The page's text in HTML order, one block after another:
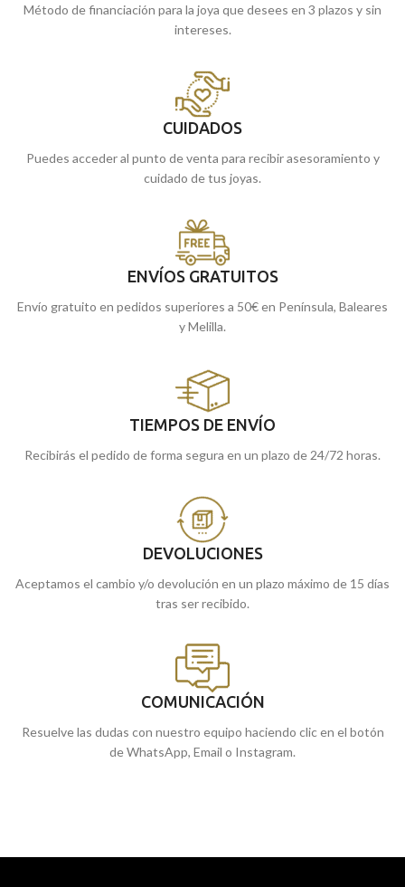
Método de financiación para la joya que desees en 3 plazos y sin
intereses.
CUIDADOS
Puedes acceder al punto de venta para recibir asesoramiento y
cuidado de tus joyas.
ENVÍOS GRATUITOS
Envío gratuito en pedidos superiores a 50€ en Península, Baleares
y Melilla.
TIEMPOS DE ENVÍO
Recibirás el pedido de forma segura en un plazo de 24/72 horas.
DEVOLUCIONES
Aceptamos el cambio y/o devolución en un plazo máximo de 15 días
tras ser recibido.
COMUNICACIÓN
Resuelve las dudas con nuestro equipo haciendo clic en el botón
de WhatsApp, Email o Instagram.